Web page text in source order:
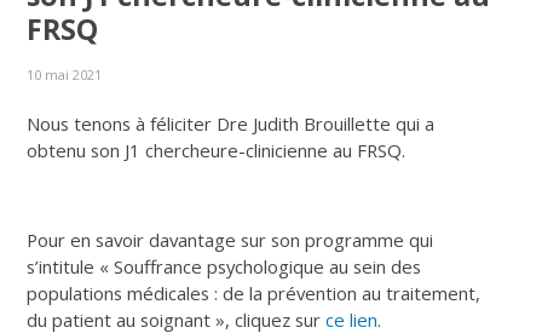
FRSQ
10 mai 2021
Nous tenons à féliciter Dre Judith Brouillette qui a
obtenu son J1 chercheure-clinicienne au FRSQ.
Pour en savoir davantage sur son programme qui
s’intitule « Souffrance psychologique au sein des
populations médicales : de la prévention au traitement,
du patient au soignant », cliquez surce lien.